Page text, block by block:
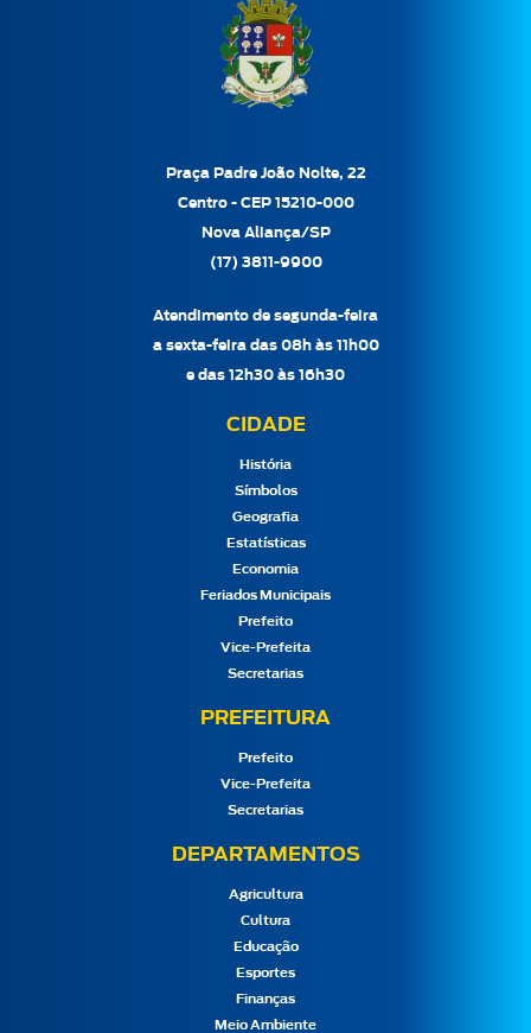
Praça Padre João Nolte, 22
Centro - CEP 15210-000
Nova Aliança/SP
(17) 3811-9900
Atendimento de segunda-feira
a sexta-feira das 08h às 11h00
e das 12h30 às 16h30
CIDADE
História
Símbolos
Geografia
Estatísticas
Economia
Feriados Municipais
Prefeito
Vice-Prefeita
Secretarias
PREFEITURA
Prefeito
Vice-Prefeita
Secretarias
DEPARTAMENTOS
Agricultura
Cultura
Educação
Esportes
Finanças
Meio Ambiente